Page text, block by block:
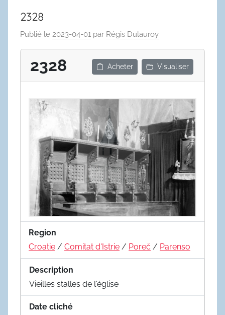
2328
Publié le 2023-04-01 par Régis Dulauroy
2328 Acheter Visualiser
Region
Croatie / Comitat d'Istrie / Poreč / Parenso
Description
Vieilles stalles de l'église
Date cliché